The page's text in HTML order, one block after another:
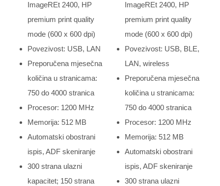
ImageREt 2400, HP
premium print quality
mode (600 x 600 dpi)
Povezivost: USB, LAN
Preporučena mjesečna
količina u stranicama:
750 do 4000 stranica
Procesor: 1200 MHz
Memorija: 512 MB
Automatski obostrani
ispis, ADF skeniranje
300 strana ulazni
kapacitet; 150 strana
ImageREt 2400, HP
premium print quality
mode (600 x 600 dpi)
Povezivost: USB, BLE,
LAN, wireless
Preporučena mjesečna
količina u stranicama:
750 do 4000 stranica
Procesor: 1200 MHz
Memorija: 512 MB
Automatski obostrani
ispis, ADF skeniranje
300 strana ulazni